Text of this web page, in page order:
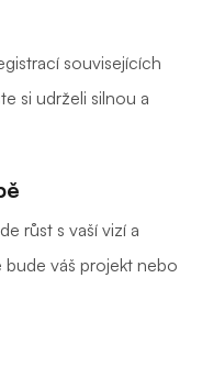
souvisejících
si udrželi silnou a
růst s vaší vizí a
bude váš projekt nebo